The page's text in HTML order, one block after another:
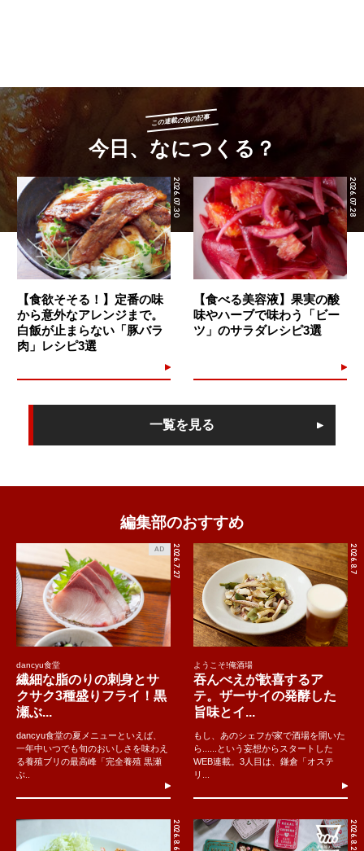
この連載の他の記事
今日、なにつくる？
2026.07.30
【食欲そそる！】定番の味
から意外なアレンジまで。
白飯が止まらない「豚バラ
肉」レシピ3選
2026.07.28
【食べる美容液】果実の酸
味やハーブで味わう「ビー
ツ」のサラダレシピ3選
一覧を見る
編集部のおすすめ
2026.7.27
AD
dancyu食堂
繊細な脂のりの刺身とサ
クサク3種盛りフライ！黒
瀬ぶ...
dancyu食堂の夏メニューといえば、
一年中いつでも旬のおいしさを味わえ
る養殖ブリの最高峰「完全養殖 黒瀬
ぶ..
2026.8.7
ようこそ!俺酒場
吞んべえが歓喜するア
テ。ザーサイの発酵した
旨味とイ...
もし、あのシェフが家で酒場を開いた
ら......という妄想からスタートした
WEB連載。3人目は、鎌倉「オステ
リ...
2026.8.6 2026.8.2